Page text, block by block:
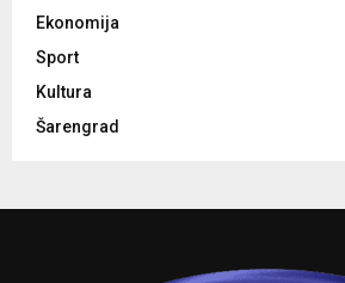
Ekonomija
Sport
Kultura
Šarengrad